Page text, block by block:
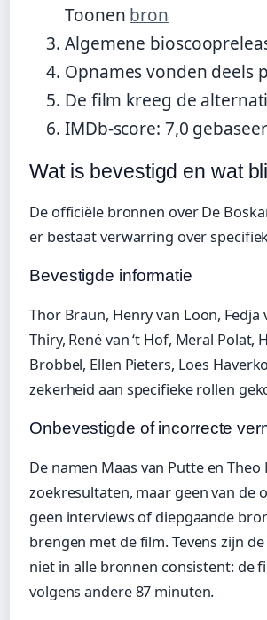
Toonen bron
Algemene
Opnames vonden deels
De film kreeg de
IMDb-score: 7,0
Wat is bevestigd en wat
De officiële bronnen over De
er bestaat verwarring over
Bevestigde informatie
Thor Braun, Henry van Loon,
Thiry, René van ‘t Hof, Meral Polat,
Brobbel, Ellen Pieters, Loes
zekerheid aan specifieke rollen
Onbevestigde of incorrecte
De namen Maas van Putte en
zoekresultaten, maar geen van de
geen interviews of diepgaande
brengen met de film. Tevens zijn
niet in alle bronnen consistent: de
volgens andere 87 minuten.